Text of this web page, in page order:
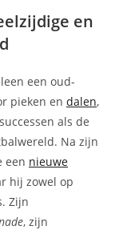
en
een oud-
pieken en dalen,
als de
Na zijn
een nieuwe
hij zowel op
Zijn
, zijn